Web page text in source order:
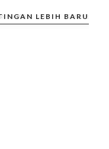
LEBIH BARU